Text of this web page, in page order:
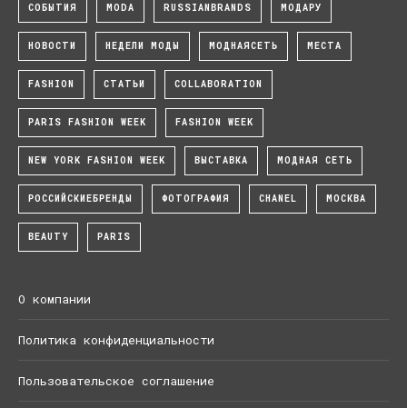
СОБЫТИЯ MODA RUSSIANBRANDS МОДАРУ
НОВОСТИ НЕДЕЛИ МОДЫ МОДНАЯСЕТЬ МЕСТА
FASHION СТАТЬИ COLLABORATION
PARIS FASHION WEEK FASHION WEEK
NEW YORK FASHION WEEK ВЫСТАВКА МОДНАЯ СЕТЬ
РОССИЙСКИЕБРЕНДЫ ФОТОГРАФИЯ CHANEL МОСКВА
BEAUTY PARIS
О компании
Политика конфиденциальности
Пользовательское соглашение